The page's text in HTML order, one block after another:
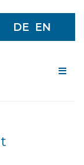
DE EN